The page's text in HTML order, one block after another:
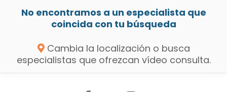
No encontramos a un especialista que
coincida con tu búsqueda
Cambia la localización o busca
especialistas que ofrezcan vídeo consulta.